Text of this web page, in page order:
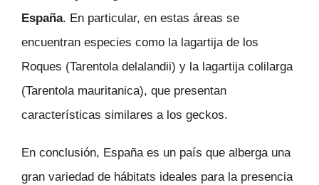
España. En particular, en estas áreas se
encuentran especies como la lagartija de los
Roques (Tarentola delalandii) y la lagartija colilarga
(Tarentola mauritanica), que presentan
características similares a los geckos.
En conclusión, España es un país que alberga una
gran variedad de hábitats ideales para la presencia